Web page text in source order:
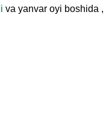
va yanvar oyi boshida ,